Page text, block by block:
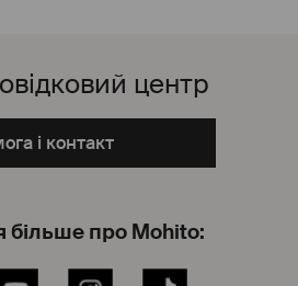
центр
і контакт
більше про Mohito:
Instagram TikTok